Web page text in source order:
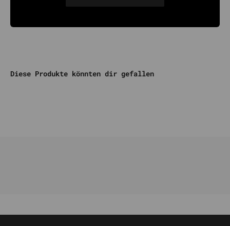
Diese Produkte könnten dir gefallen